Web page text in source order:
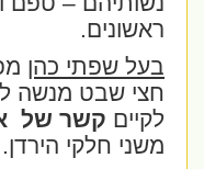
ראשונים.
בעל שפתי כהן
חצי שבט מנשה
לקייםקשר של
משני חלקי הירדן.